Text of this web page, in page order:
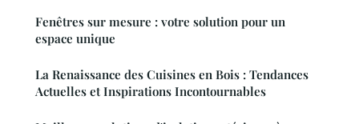
Fenêtres sur mesure : votre solution pour un
espace unique
La Renaissance des Cuisines en Bois : Tendances
Actuelles et Inspirations Incontournables